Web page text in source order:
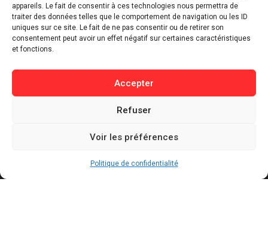
appareils. Le fait de consentir à ces technologies nous permettra de
traiter des données telles que le comportement de navigation ou les ID
uniques sur ce site. Le fait de ne pas consentir ou de retirer son
consentement peut avoir un effet négatif sur certaines caractéristiques
et fonctions.
Accepter
Refuser
Voir les préférences
Politique de confidentialité
⁠Culture & Divertissement
⁠Tech & Innovation
Sport
Buzz / Insolite
Informations
Politique de cookies